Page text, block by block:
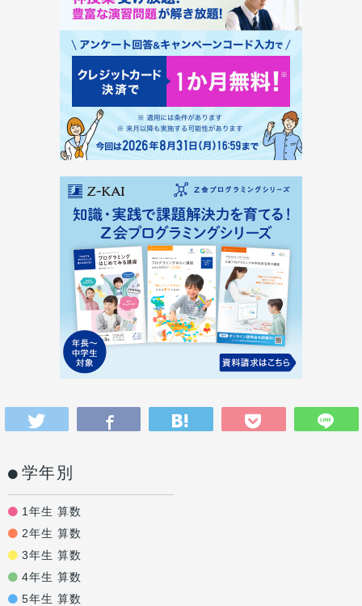
学年別
1年生 算数
2年生 算数
3年生 算数
4年生 算数
5年生 算数